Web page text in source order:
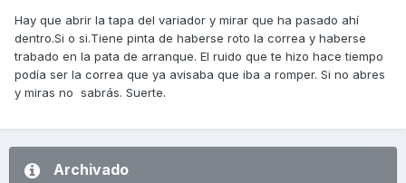
Hay que abrir la tapa del variador y mirar que ha pasado ahí
dentro.Si o si.Tiene pinta de haberse roto la correa y haberse
trabado en la pata de arranque. El ruido que te hizo hace tiempo
podía ser la correa que ya avisaba que iba a romper. Si no abres
y miras no sabrás. Suerte.
Archivado